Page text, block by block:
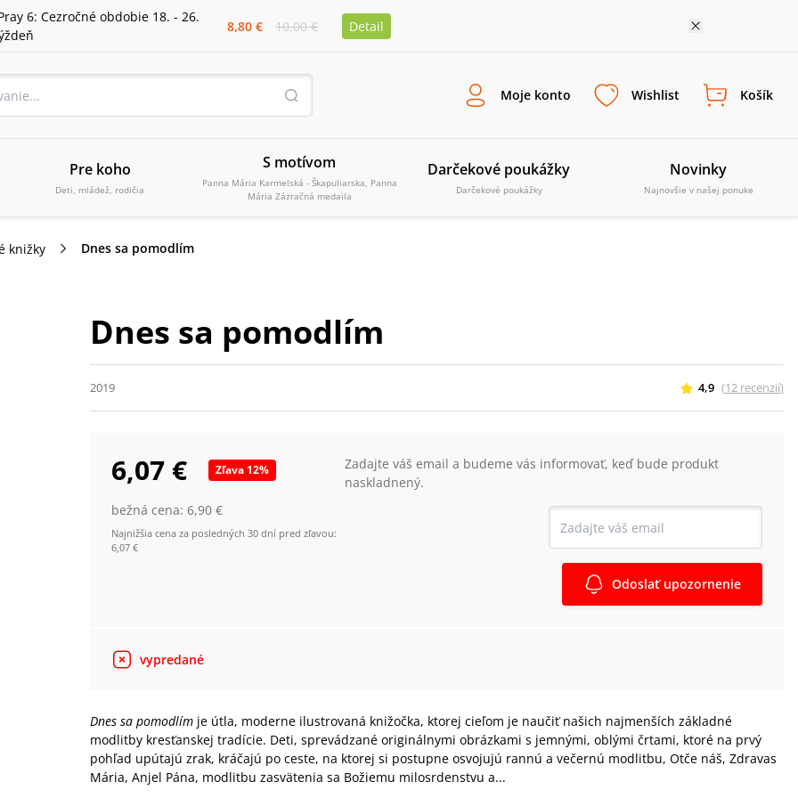
6: Cezročné obdobie 18. - 26.
8,80 € 10,00 € Detail
Moje konto Wishlist Košík
Pre koho
Deti, mládež, rodičia
S motívom
Panna Mária Karmelská - Škapuliarska, Panna
Mária Zázračná medaila
Darčekové poukážky
Darčekové poukážky
Novinky
Najnovšie v našej ponuke
knižky Dnes sa pomodlím
Dnes sa pomodlím
2019 4,9 (12 recenzií)
6,07 € Zľava 12%
bežná cena:6,90 €
Najnižšia cena za posledných 30 dní pred zľavou:
6,07 €
Zadajte váš email a budeme vás informovať, keď bude produkt
naskladnený.
Odoslať upozornenie
vypredané
Dnes sa pomodlím je útla, moderne ilustrovaná knižočka, ktorej cieľom je naučiť našich najmenších základné
modlitby kresťanskej tradície. Deti, sprevádzané originálnymi obrázkami s jemnými, oblými črtami, ktoré na prvý
pohľad upútajú zrak, kráčajú po ceste, na ktorej si postupne osvojujú rannú a večernú modlitbu, Otče náš, Zdravas
Mária, Anjel Pána, modlitbu zasvätenia sa Božiemu milosrdenstvu a...